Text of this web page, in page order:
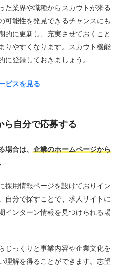
た業界や職種からスカウトが来る
可能性を発見できるチャンスにも
的に更新し、充実させておくこと
りやすくなります。スカウト機能
登録しておきましょう。
ビスを見る
自分で応募する
場合は、 企業のホームページから
採用情報ページを設けておりイン
自分で探すことで、求人サイトに
インターン情報を見つけられる場
じっくりと事業内容や企業文化を
理解を得ることができます。志望